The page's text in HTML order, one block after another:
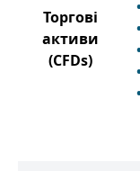
Торгові
активи
(CFDs)